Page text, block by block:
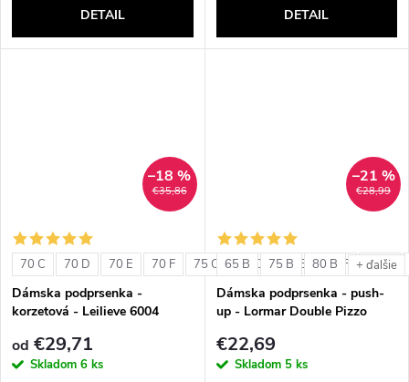
DETAIL DETAIL
€35,86
–18 %
70 C 70 D 70 E 70 F 75 C 75 D 75 E 75 F 80 C
Dámska podprsenka -
korzetová - Leilieve 6004
od €29,71
Skladom 6 ks
€28,99
–21 %
65 B 75 B 80 B + ďalšie
Dámska podprsenka - push-
up - Lormar Double Pizzo
€22,69
Skladom 5 ks